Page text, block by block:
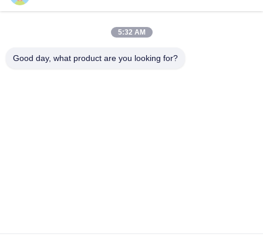
Envoyer
5:32 AM
Good day, what product are you looking for?